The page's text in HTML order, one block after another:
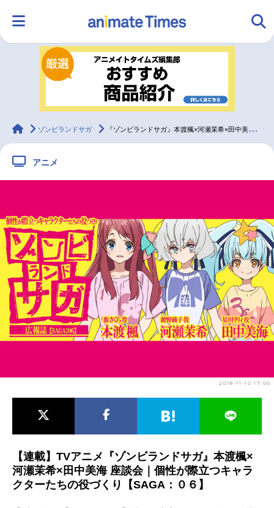
ランキング アニメ
ラジオ みんなの声 映画
2.5次元 配信・Vtuber トレンド 無料マンガ
最新記事一覧
アニメ記事一覧 声優記事一覧
アニメ映画一覧 実写化映画一覧
今期アニメ曜日別一覧
animateTimes
ゾンビランドサガ 『ゾンビランドサガ』本渡楓×河瀬茉希×田中美海 座談会【連載】
アニメ
2018-11-10 17:00
【連載】TVアニメ『ゾンビランドサガ』本渡楓×
河瀬茉希×田中美海 座談会｜個性が際立つキャラ
クターたちの役づくり【SAGA：０６】